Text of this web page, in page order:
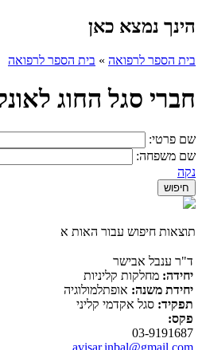
הינך נמצא כאן
בית הספר לרפואה » בית הספר לרפואה
חברי סגל החוג
שם פרטי:
שם משפחה:
נקה
תוצאות חיפוש עבור האות א
ד"ר ענבל אבישר
יחידה: מחלקות קליניות
יחידת משנה: אופתלמולוגיה
תפקיד: סגל אקדמי קליני
פקס:
03-9191687
avisar.inbal@gmail.com